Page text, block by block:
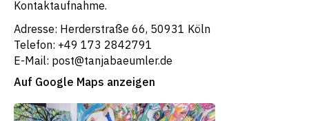
Kontaktaufnahme.
Adresse: Herderstraße 66, 50931 Köln
Telefon: +49 173 2842791
E-Mail: post@tanjabaeumler.de
Auf Google Maps anzeigen